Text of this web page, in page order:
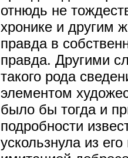
отнюдь не
хронике и другим
правда в
правда. Другими
такого рода
элементом
было бы тогда и
подробности
ускользнула из